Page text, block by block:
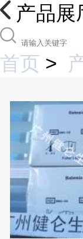
产品展
首页 >